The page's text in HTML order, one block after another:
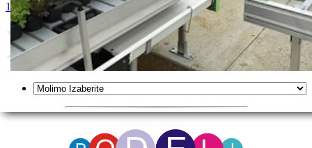
1. ORTUS 5-SC 2. BEKTIN 18 EC 3. MILBECNOCK